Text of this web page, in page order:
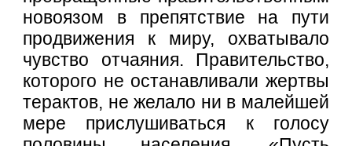
новоязом в препятствие на пути
продвижения к миру, охватывало
чувство отчаяния. Правительство,
которого не останавливали жертвы
терактов, не желало ни в малейшей
мере прислушиваться к голосу